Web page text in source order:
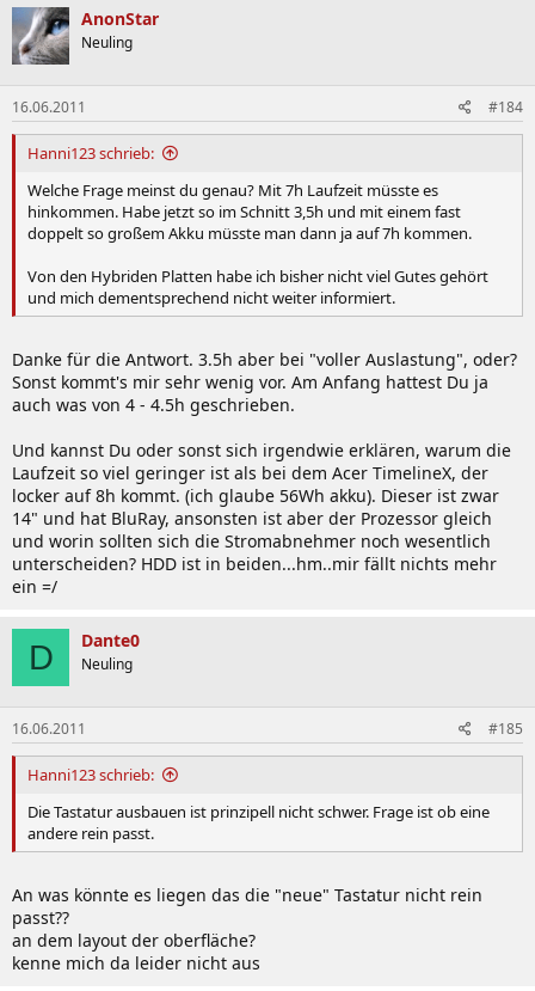
AnonStar
Neuling
16.06.2011 #184
Hanni123 schrieb:
Welche Frage meinst du genau? Mit 7h Laufzeit müsste es
hinkommen. Habe jetzt so im Schnitt 3,5h und mit einem fast
doppelt so großem Akku müsste man dann ja auf 7h kommen.
Von den Hybriden Platten habe ich bisher nicht viel Gutes gehört
und mich dementsprechend nicht weiter informiert.
Danke für die Antwort. 3.5h aber bei "voller Auslastung", oder?
Sonst kommt's mir sehr wenig vor. Am Anfang hattest Du ja
auch was von 4 - 4.5h geschrieben.
Und kannst Du oder sonst sich irgendwie erklären, warum die
Laufzeit so viel geringer ist als bei dem Acer TimelineX, der
locker auf 8h kommt. (ich glaube 56Wh akku). Dieser ist zwar
14" und hat BluRay, ansonsten ist aber der Prozessor gleich
und worin sollten sich die Stromabnehmer noch wesentlich
unterscheiden? HDD ist in beiden...hm..mir fällt nichts mehr
ein =/
D Dante0
Neuling
16.06.2011 #185
Hanni123 schrieb:
Die Tastatur ausbauen ist prinzipell nicht schwer. Frage ist ob eine
andere rein passt.
An was könnte es liegen das die "neue" Tastatur nicht rein
passt??
an dem layout der oberfläche?
kenne mich da leider nicht aus